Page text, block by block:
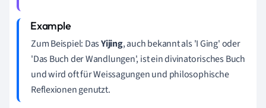
Zum Beispiel: DasYijing, auch bekannt als 'I Ging' oder
'Das Buch der Wandlungen', ist ein divinatorisches Buch
und wird oft für Weissagungen und philosophische
Reflexionen genutzt.